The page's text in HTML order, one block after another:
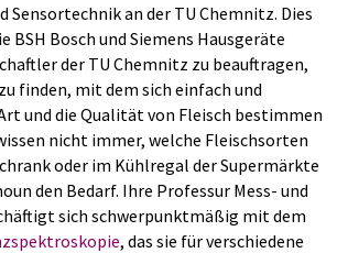
Sensortechnik an der TU Chemnitz. Dies
BSH Bosch und Siemens Hausgeräte
der TU Chemnitz zu beauftragen,
finden, mit dem sich einfach und
und die Qualität von Fleisch bestimmen
nicht immer, welche Fleischsorten
oder im Kühlregal der Supermärkte
den Bedarf. Ihre Professur Mess- und
sich schwerpunktmäßig mit dem
, das sie für verschiedene